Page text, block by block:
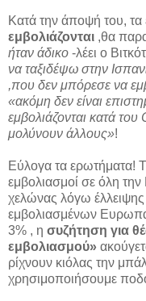
Κατά την άποψή του, τα
εμβολιάζονται ,θα
ήταν άδικο -λέει ο
να ταξιδέψω στην
,που δεν μπόρεσε να
«ακόμη δεν είναι
εμβολιάζονται κατά
μολύνουν άλλους»!
Εύλογα τα ερωτήματα!
εμβολιασμοί σε όλη
χελώνας λόγω
εμβολιασμένων
3% , η συζήτηση για
εμβολιασμού»
ρίχνουν κιόλας την
χρησιμοποιήσουμε